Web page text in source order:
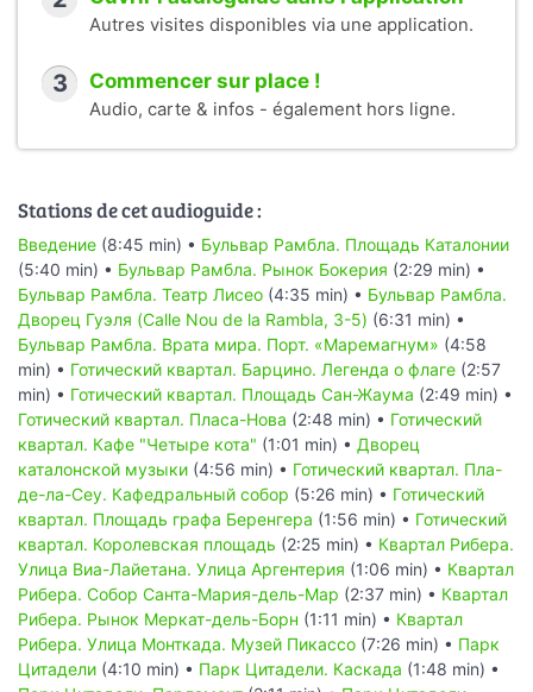
band Los Sobrinos.
Cover photo:
1.La RamblabyJaume Meneses (CC BY-SA 2.0)
Like a kid in a candy store.. byIrene Grassi (CC BY-SA
Autres visites disponibles via une application.
3 Commencer sur place !
Audio, carte & infos - également hors ligne.
Stations de cet audioguide :
Введение (8:45 min) • Бульвар Рамбла. Площадь Каталонии
(5:40 min) • Бульвар Рамбла. Рынок Бокерия (2:29 min) •
Бульвар Рамбла. Театр Лисео (4:35 min) • Бульвар Рамбла.
Дворец Гуэля (Calle Nou de la Rambla, 3-5) (6:31 min) •
Бульвар Рамбла. Врата мира. Порт. «Маремагнум» (4:58
min) • Готический квартал. Барцино. Легенда о флаге (2:57
min) • Готический квартал. Площадь Сан-Жаума (2:49 min) •
Готический квартал. Пласа-Нова (2:48 min) • Готический
квартал. Кафе "Четыре кота" (1:01 min) • Дворец
каталонской музыки (4:56 min) • Готический квартал. Пла-
де-ла-Сеу. Кафедральный собор (5:26 min) • Готический
квартал. Площадь графа Беренгера (1:56 min) • Готический
квартал. Королевская площадь (2:25 min) • Квартал Рибера.
Улица Виа-Лайетана. Улица Аргентерия (1:06 min) • Квартал
Рибера. Собор Санта-Мария-дель-Мар (2:37 min) • Квартал
Рибера. Рынок Меркат-дель-Борн (1:11 min) • Квартал
Рибера. Улица Монткада. Музей Пикассо (7:26 min) • Парк
Цитадели (4:10 min) • Парк Цитадели. Каскада (1:48 min) •